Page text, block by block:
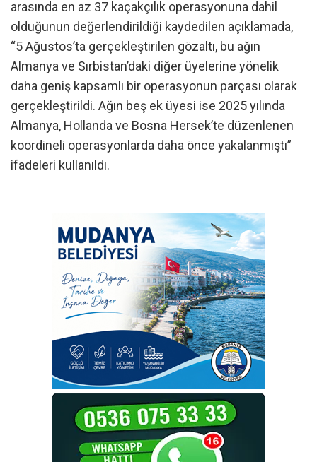
arasında en az 37 kaçakçılık operasyonuna dahil
olduğunun değerlendirildiği kaydedilen açıklamada,
“5 Ağustos’ta gerçekleştirilen gözaltı, bu ağın
Almanya ve Sırbistan’daki diğer üyelerine yönelik
daha geniş kapsamlı bir operasyonun parçası olarak
gerçekleştirildi. Ağın beş ek üyesi ise 2025 yılında
Almanya, Hollanda ve Bosna Hersek’te düzenlenen
koordineli operasyonlarda daha önce yakalanmıştı”
ifadeleri kullanıldı.